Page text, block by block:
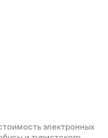
электронных